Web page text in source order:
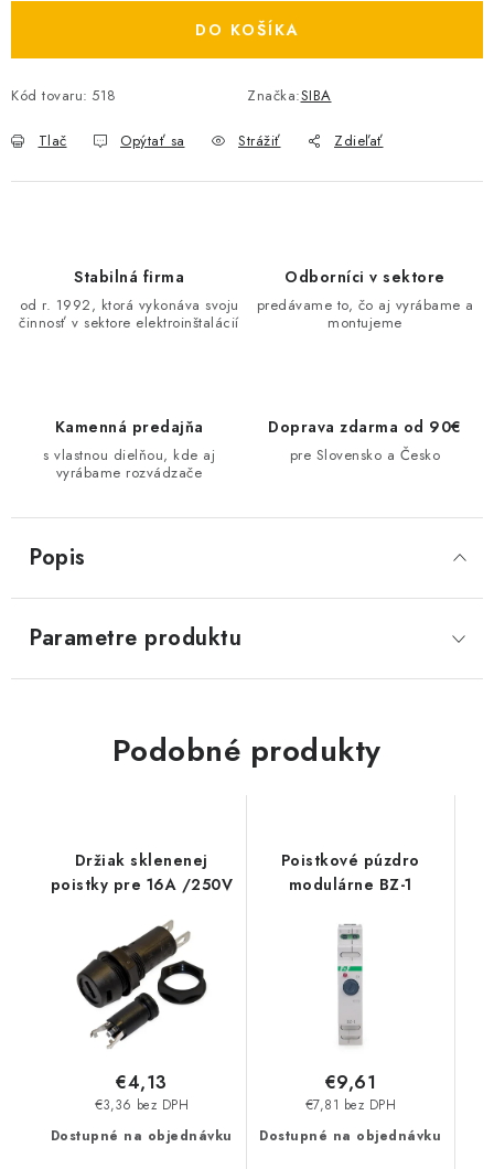
ČINNOSTI
KARIÉRA
Obchodné podmienky
Ochrana osobných údajov
DO KOŠÍKA
Kód tovaru: 518 Značka:SIBA
Tlač Opýtať sa Strážiť Zdieľať
Stabilná firma
od r. 1992, ktorá vykonáva svoju
činnosť v sektore elektroinštalácií
Odborníci v sektore
predávame to, čo aj vyrábame a
montujeme
Kamenná predajňa
s vlastnou dielňou, kde aj
vyrábame rozvádzače
Doprava zdarma od 90€
pre Slovensko a Česko
Popis
Parametre produktu
Podobné produkty
Držiak sklenenej
poistky pre 16A /250V
Dostupné na objednávku
€3,36 bez DPH
€4,13
Poistkové púzdro
modulárne BZ-1
Dostupné na objednávku
€7,81 bez DPH
€9,61